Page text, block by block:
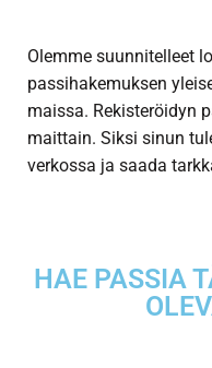
Olemme suunnitelleet
passihakemuksen
maissa. Rekisteröidyn
maittain. Siksi sinun
verkossa ja saada
HAE PASSIA